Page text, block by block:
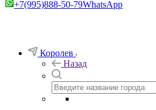
+7(995)888-50-79WhatsApp
Королев
Назад